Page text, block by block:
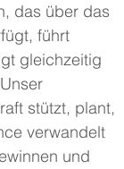
das über das
führt
gleichzeitig
stützt, plant,
verwandelt
und